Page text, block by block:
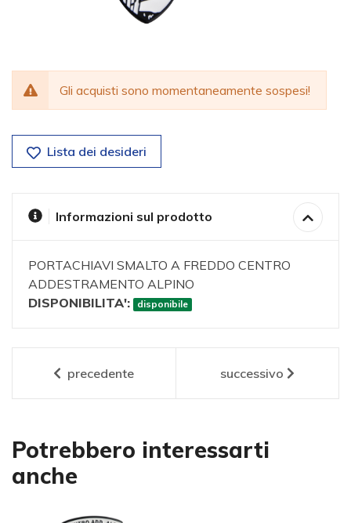
Gli acquisti sono momentaneamente sospesi!
Lista dei desideri
Informazioni sul prodotto
PORTACHIAVI SMALTO A FREDDO CENTRO
ADDESTRAMENTO ALPINO
DISPONIBILITA':
disponibile
precedente successivo
Potrebbero interessarti
anche